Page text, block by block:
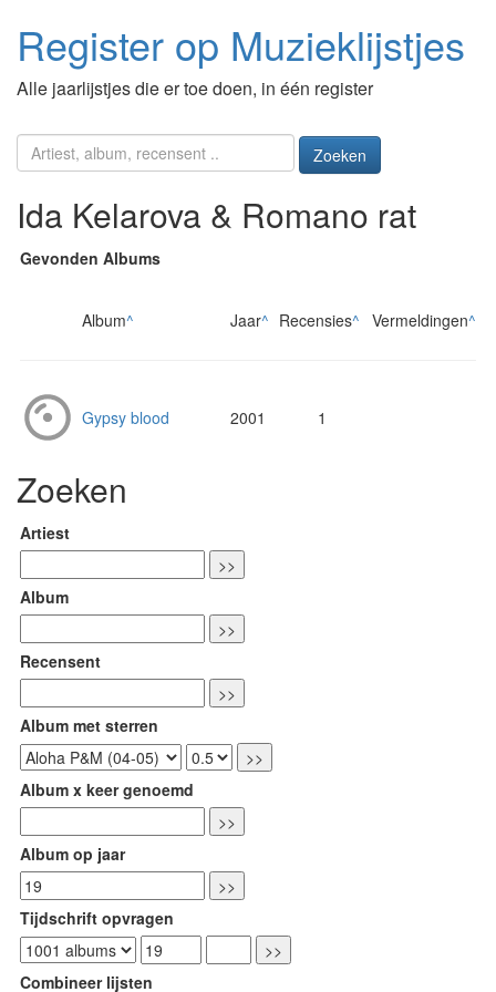
Register op Muzieklijstjes
Alle jaarlijstjes die er toe doen, in één register
Zoeken
Ida Kelarova & Romano rat
Gevonden Albums
Album^ Jaar^ Recensies^ Vermeldingen^
Gypsy blood 2001 1
Zoeken
Artiest
Album
Recensent
Album met sterren
Album x keer genoemd
Album op jaar
Tijdschrift opvragen
Combineer lijsten